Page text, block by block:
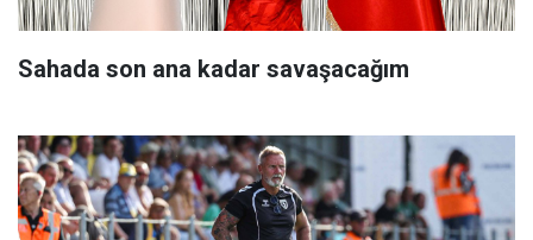
Sahada son ana kadar savaşacağım